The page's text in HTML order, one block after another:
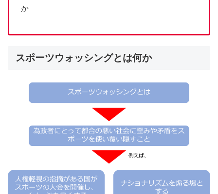
か
スポーツウォッシングとは何か